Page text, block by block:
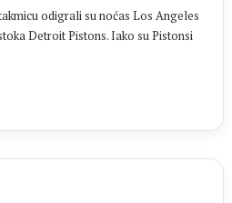
odigrali su noćas Los Angeles
Detroit Pistons. Iako su Pistonsi